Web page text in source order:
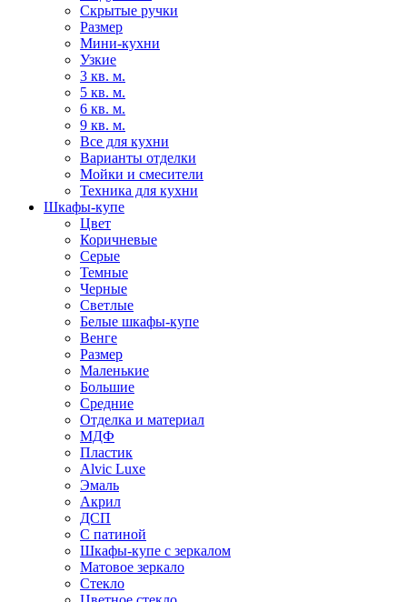
Скрытые ручки
Размер
Мини-кухни
Узкие
3 кв. м.
5 кв. м.
6 кв. м.
9 кв. м.
Все для кухни
Варианты отделки
Мойки и смесители
Техника для кухни
Шкафы-купе
Цвет
Коричневые
Серые
Темные
Черные
Светлые
Белые шкафы-купе
Венге
Размер
Маленькие
Большие
Средние
Отделка и материал
МДФ
Пластик
Alvic Luxe
Эмаль
Акрил
ДСП
С патиной
Шкафы-купе с зеркалом
Матовое зеркало
Стекло